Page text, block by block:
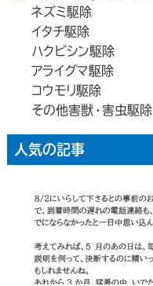
ネズミ駆除
イタチ駆除
ハクビシン駆除
アライグマ駆除
コウモリ駆除
その他害獣・害虫駆除
人気の記事